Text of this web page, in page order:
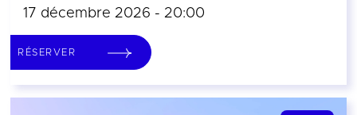
17 décembre 2026 - 20:00
RÉSERVER